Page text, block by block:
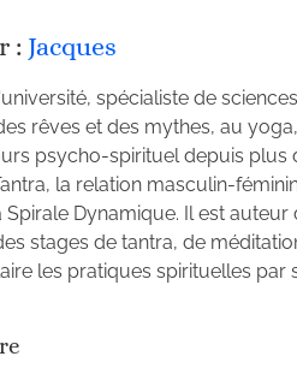
: Jacques
spécialiste de
rêves et des mythes, au
psycho-spirituel depuis plus
la relation masculin-
Spirale Dynamique. Il est auteur
stages de tantra, de
les pratiques spirituelles par